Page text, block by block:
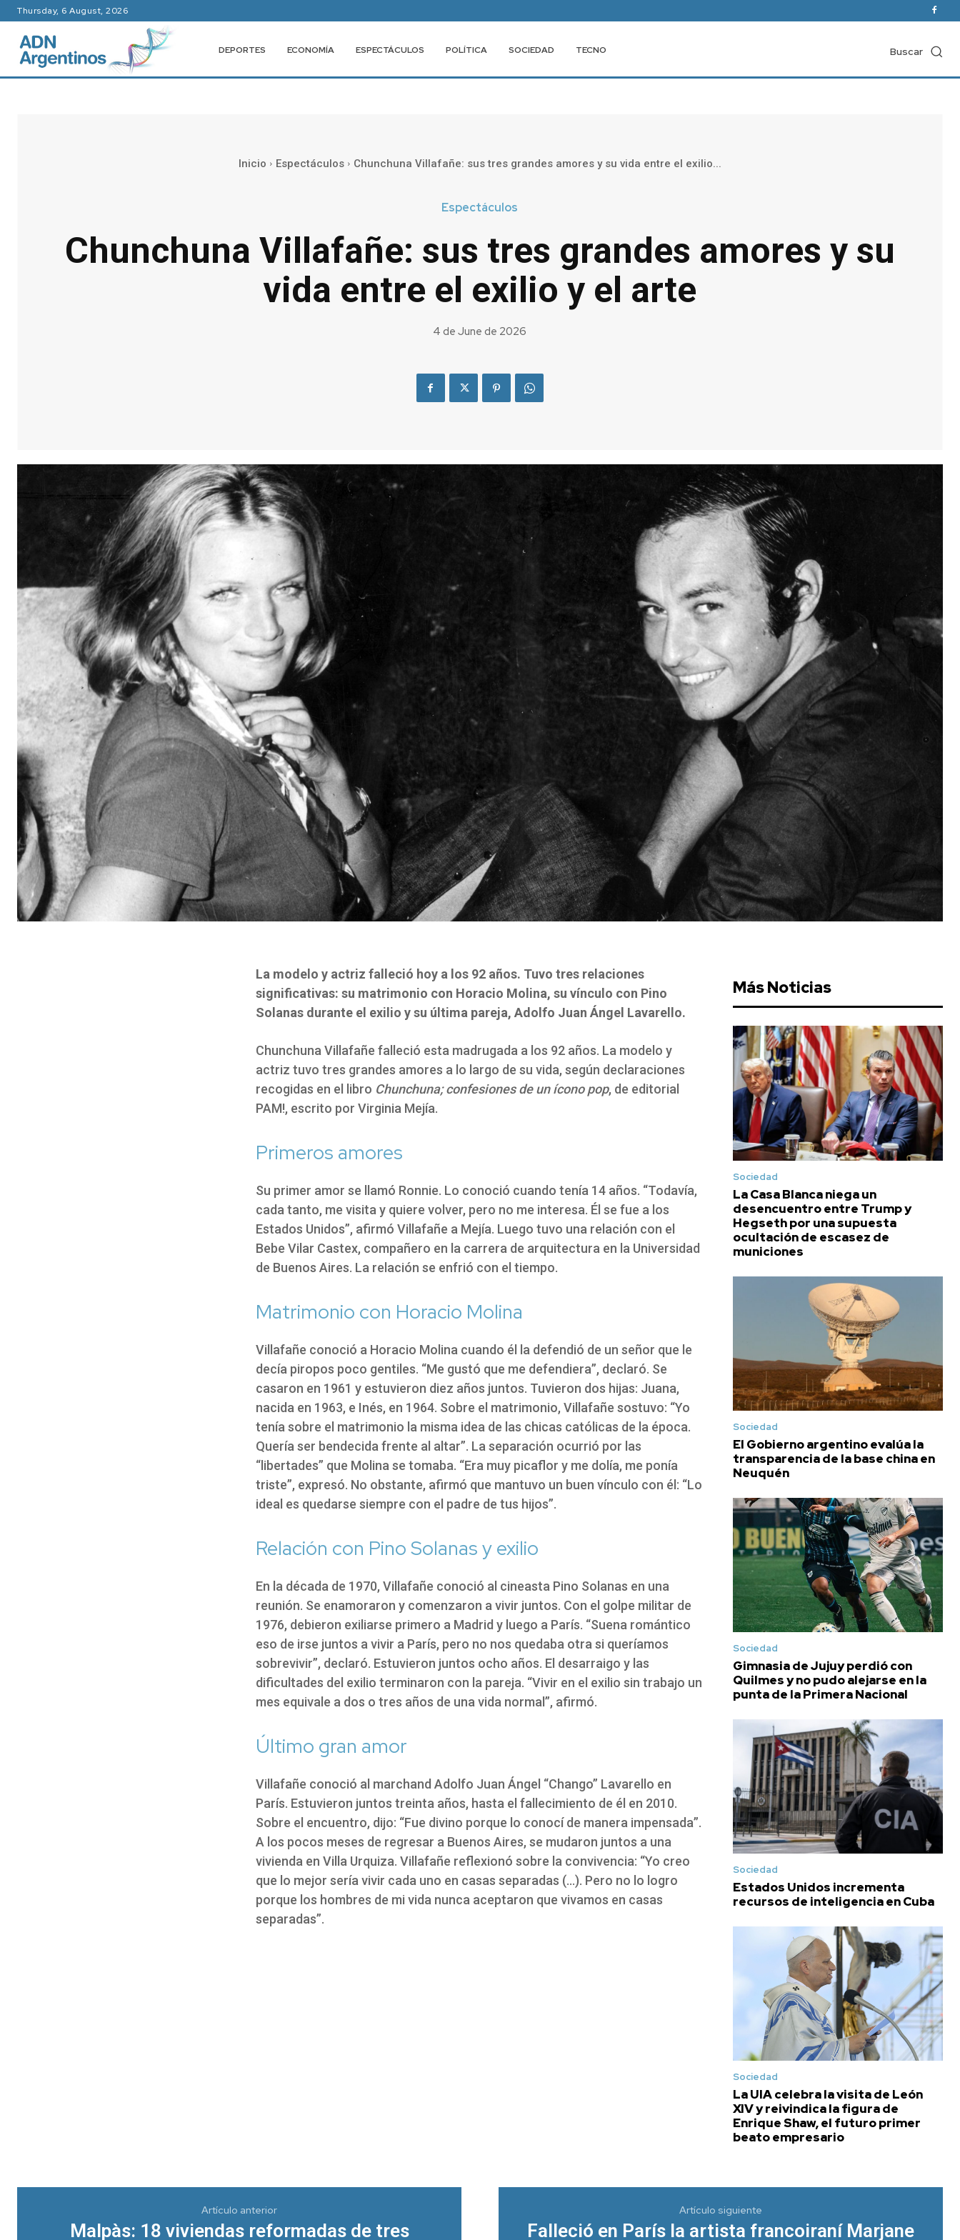
Thursday, 6 August, 2026
DEPORTES ECONOMÍA ESPECTÁCULOS POLÍTICA SOCIEDAD TECNO Buscar
Inicio Espectáculos Chunchuna Villafañe: sus tres grandes amores y su vida entre el exilio...
Espectáculos
Chunchuna Villafañe: sus tres grandes amores y su
vida entre el exilio y el arte
4 de June de 2026
La modelo y actriz falleció hoy a los 92 años. Tuvo tres relaciones
significativas: su matrimonio con Horacio Molina, su vínculo con Pino
Solanas durante el exilio y su última pareja, Adolfo Juan Ángel Lavarello.
Chunchuna Villafañe falleció esta madrugada a los 92 años. La modelo y
actriz tuvo tres grandes amores a lo largo de su vida, según declaraciones
recogidas en el libro Chunchuna; confesiones de un ícono pop, de editorial
PAM!, escrito por Virginia Mejía.
Primeros amores
Su primer amor se llamó Ronnie. Lo conoció cuando tenía 14 años. “Todavía,
cada tanto, me visita y quiere volver, pero no me interesa. Él se fue a los
Estados Unidos”, afirmó Villafañe a Mejía. Luego tuvo una relación con el
Bebe Vilar Castex, compañero en la carrera de arquitectura en la Universidad
de Buenos Aires. La relación se enfrió con el tiempo.
Matrimonio con Horacio Molina
Villafañe conoció a Horacio Molina cuando él la defendió de un señor que le
decía piropos poco gentiles. “Me gustó que me defendiera”, declaró. Se
casaron en 1961 y estuvieron diez años juntos. Tuvieron dos hijas: Juana,
nacida en 1963, e Inés, en 1964. Sobre el matrimonio, Villafañe sostuvo: “Yo
tenía sobre el matrimonio la misma idea de las chicas católicas de la época.
Quería ser bendecida frente al altar”. La separación ocurrió por las
“libertades” que Molina se tomaba. “Era muy picaflor y me dolía, me ponía
triste”, expresó. No obstante, afirmó que mantuvo un buen vínculo con él: “Lo
ideal es quedarse siempre con el padre de tus hijos”.
Relación con Pino Solanas y exilio
En la década de 1970, Villafañe conoció al cineasta Pino Solanas en una
reunión. Se enamoraron y comenzaron a vivir juntos. Con el golpe militar de
1976, debieron exiliarse primero a Madrid y luego a París. “Suena romántico
eso de irse juntos a vivir a París, pero no nos quedaba otra si queríamos
sobrevivir”, declaró. Estuvieron juntos ocho años. El desarraigo y las
dificultades del exilio terminaron con la pareja. “Vivir en el exilio sin trabajo un
mes equivale a dos o tres años de una vida normal”, afirmó.
Último gran amor
Villafañe conoció al marchand Adolfo Juan Ángel “Chango” Lavarello en
París. Estuvieron juntos treinta años, hasta el fallecimiento de él en 2010.
Sobre el encuentro, dijo: “Fue divino porque lo conocí de manera impensada”.
A los pocos meses de regresar a Buenos Aires, se mudaron juntos a una
vivienda en Villa Urquiza. Villafañe reflexionó sobre la convivencia: “Yo creo
que lo mejor sería vivir cada uno en casas separadas (…). Pero no lo logro
porque los hombres de mi vida nunca aceptaron que vivamos en casas
separadas”.
Más Noticias
Sociedad
La Casa Blanca niega un
desencuentro entre Trump y
Hegseth por una supuesta
ocultación de escasez de
municiones
Sociedad
El Gobierno argentino evalúa la
transparencia de la base china en
Neuquén
Sociedad
Gimnasia de Jujuy perdió con
Quilmes y no pudo alejarse en la
punta de la Primera Nacional
Sociedad
Estados Unidos incrementa
recursos de inteligencia en Cuba
Sociedad
La UIA celebra la visita de León
XIV y reivindica la figura de
Enrique Shaw, el futuro primer
beato empresario
Artículo anterior
Malpàs: 18 viviendas reformadas de tres
Artículo siguiente
Falleció en París la artista francoiraní Marjane